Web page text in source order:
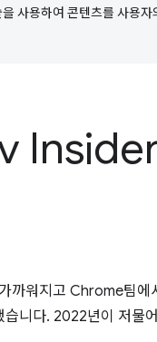
사용하여 콘텐츠를 사용자
워지고 Chrome팀에
습니다. 2022년이 저물